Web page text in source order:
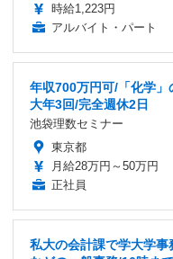
時給1,223円
アルバイト・パート
年収700万円可/「化学
大年3回/完全週休2日
池袋理数セミナー
東京都
月給28万円～50万円
正社員
私大の会計課で学大学